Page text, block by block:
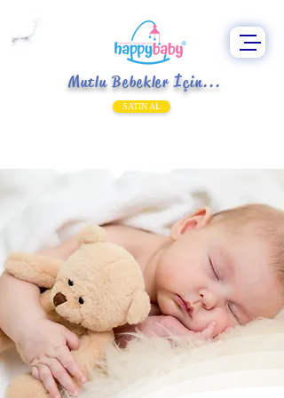
Mutlu Bebekler İçin...
SATIN AL